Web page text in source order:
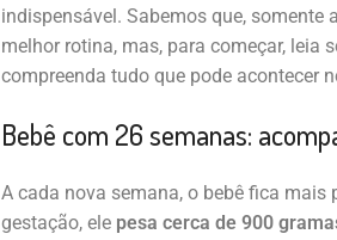
indispensável. Sabemos que, somente
melhor rotina, mas, para começar, leia
compreenda tudo que pode acontecer
Bebê com 26 semanas:
A cada nova semana, o bebê fica mais
gestação, ele pesa cerca de 900